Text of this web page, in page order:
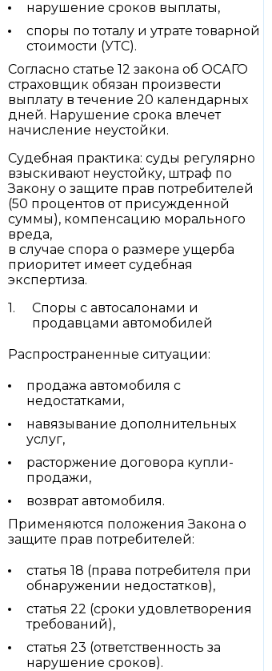
нарушение сроков выплаты,
споры по тоталу и утрате товарной
стоимости (УТС).
Согласно статье 12 закона об ОСАГО
страховщик обязан произвести
выплату в течение 20 календарных
дней. Нарушение срока влечет
начисление неустойки.
Судебная практика: суды регулярно
взыскивают неустойку, штраф по
Закону о защите прав потребителей
(50 процентов от присужденной
суммы), компенсацию морального
вреда,
в случае спора о размере ущерба
приоритет имеет судебная
экспертиза.
Споры с автосалонами и
продавцами автомобилей
Распространенные ситуации:
продажа автомобиля с
недостатками,
навязывание дополнительных
услуг,
расторжение договора купли-
продажи,
возврат автомобиля.
Применяются положения Закона о
защите прав потребителей:
статья 18 (права потребителя при
обнаружении недостатков),
статья 22 (сроки удовлетворения
требований),
статья 23 (ответственность за
нарушение сроков).